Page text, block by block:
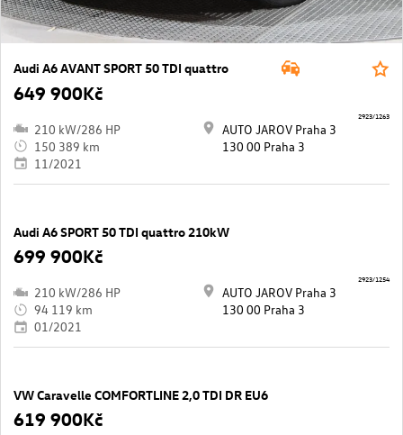
Audi A6 AVANT SPORT 50 TDI quattro
649 900Kč
210 kW/286 HP
150 389 km
11/2021
AUTO JAROV Praha 3
130 00 Praha 3
2923/1263
Audi A6 SPORT 50 TDI quattro 210kW
699 900Kč
210 kW/286 HP
94 119 km
01/2021
AUTO JAROV Praha 3
130 00 Praha 3
2923/1254
VW Caravelle COMFORTLINE 2,0 TDI DR EU6
619 900Kč